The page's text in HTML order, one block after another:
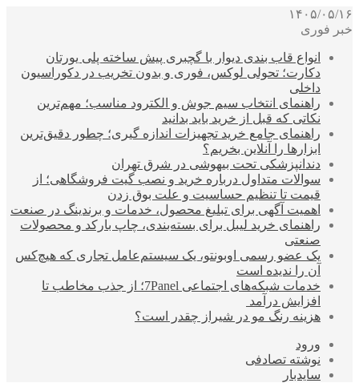
۱۴۰۵/۰۵/۱۶
خبر فوری
انواع قاب بندی دیوار با گچبری پیش ساخته پلی یورتان
دکارت؛ تحولی لوکس، فوری و بدون تخریب در دکوراسیون
داخلی
راهنمای انتخاب سیم جوش و الکترود مناسب؛ مهم‌ترین
نکاتی که قبل از خرید باید بدانید
راهنمای جامع خرید تجهیزات اندازه گیری؛ چطور دقیق‌ترین
ابزارها را آنلاین بخریم؟
دندانپزشکی تحت بیهوشی در شرق تهران
سوالات متداول درباره خرید و نصب گیت فروشگاهی؛ از
قیمت تا تنظیم حساسیت و علت بوق زدن
اهمیت آگهی برای تبلیغ محصول، خدمات و برندینگ در صنعت
راهنمای خرید لیبل برای بسته‌بندی، چاپ بارکد و محصولات
صنعتی
یک عضو رسمی اوبونتو، یک سیستم‌عامل تجاری که هیچ‌کس
آن را ندیده است
خدمات شبکه‌های اجتماعی 7Panel؛ از جذب مخاطب تا
افزایش درآمد
هزینه رنگ مو در شیراز چقدر است؟
ورود
نوشته تصادفی
سایدبار